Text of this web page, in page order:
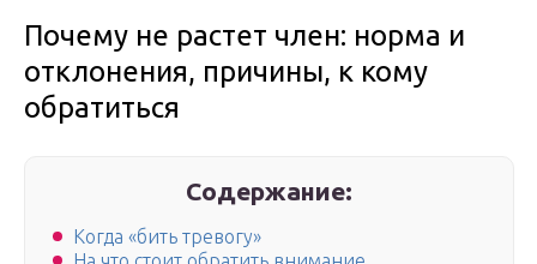
Почему не растет член: норма и
отклонения, причины, к кому
обратиться
Содержание:
Когда «бить тревогу»